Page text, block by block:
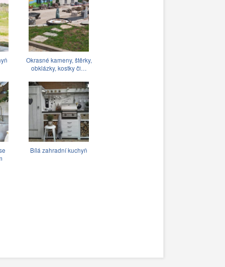
Okrasné kameny, štěrky,
obklázky, kostky či…
Bílá zahradní kuchyň